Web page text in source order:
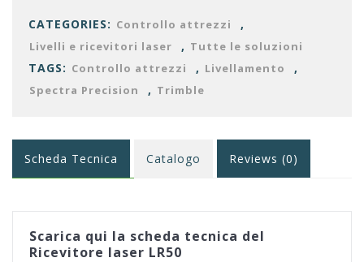
CATEGORIES: Controllo attrezzi ,
Livelli e ricevitori laser , Tutte le soluzioni
TAGS: Controllo attrezzi , Livellamento ,
Spectra Precision , Trimble
Reviews (0)
Scheda Tecnica Catalogo
Scarica qui la scheda tecnica del
Ricevitore laser LR50